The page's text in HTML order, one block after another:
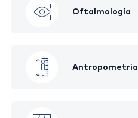
Oftalmología
Antropometría